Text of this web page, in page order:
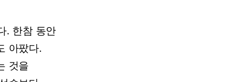
. 한참 동안
아팠다.
것을